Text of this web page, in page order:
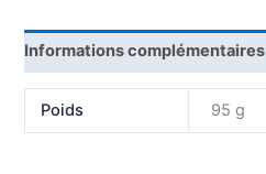
Informations complémentaires
Poids 95 g